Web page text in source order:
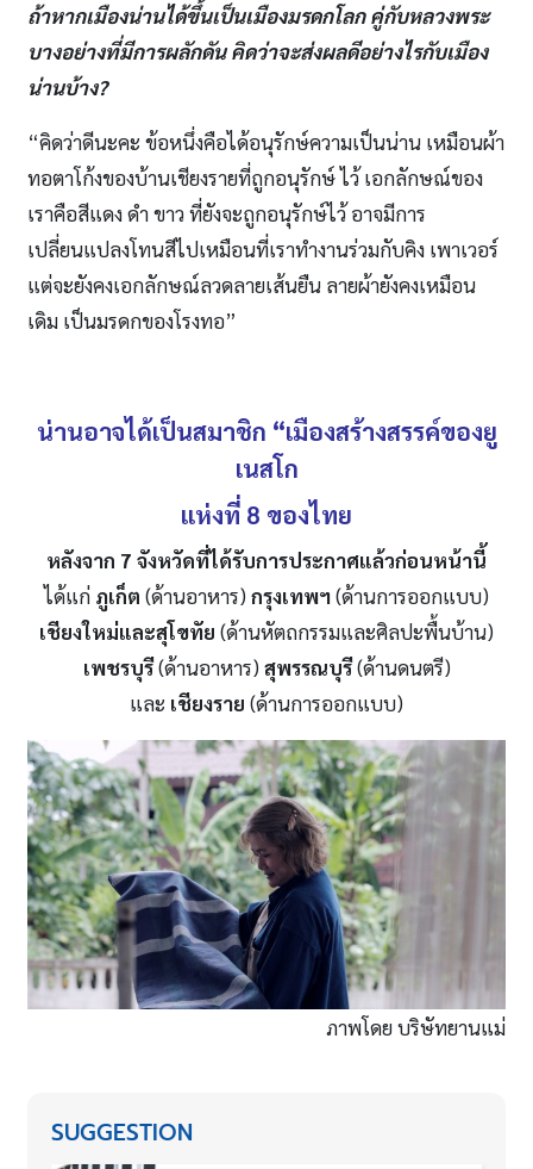
ถ้าหากเมืองน่านได้ขึ้นเป็นเมืองมรดกโลก คู่กับหลวงพระ
บางอย่างที่มีการผลักดัน คิดว่าจะส่งผลดีอย่างไรกับเมือง
น่านบ้าง?
“คิดว่าดีนะคะ ข้อหนึ่งคือได้อนุรักษ์ความเป็นน่าน เหมือนผ้า
ทอตาโก้งของบ้านเชียงรายที่ถูกอนุรักษ์ ไว้ เอกลักษณ์ของ
เราคือสีแดง ดำ ขาว ที่ยังจะถูกอนุรักษ์ไว้ อาจมีการ
เปลี่ยนแปลงโทนสีไปเหมือนที่เราทำงานร่วมกับคิง เพาเวอร์
แต่จะยังคงเอกลักษณ์ลวดลายเส้นยืน ลายผ้ายังคงเหมือน
เดิม เป็นมรดกของโรงทอ”
น่านอาจได้เป็นสมาชิก “เมืองสร้างสรรค์ของยู
เนสโก
แห่งที่ 8 ของไทย
หลังจาก 7 จังหวัดที่ได้รับการประกาศแล้วก่อนหน้านี้
ได้แก่ ภูเก็ต (ด้านอาหาร) กรุงเทพฯ(ด้านการออกแบบ)
เชียงใหม่และสุโขทัย (ด้านหัตถกรรมและศิลปะพื้นบ้าน)
เพชรบุรี(ด้านอาหาร) สุพรรณบุรี(ด้านดนตรี)
และ เชียงราย (ด้านการออกแบบ)
ภาพโดย บริษัทยานแม่
SUGGESTION